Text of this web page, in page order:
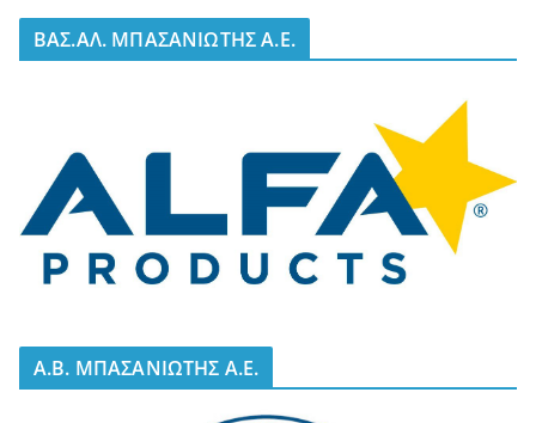
BΑΣ.ΑΛ. ΜΠΑΣΑΝΙΩΤΗΣ Α.Ε.
A.B. ΜΠΑΣΑΝΙΩΤΗΣ Α.Ε.